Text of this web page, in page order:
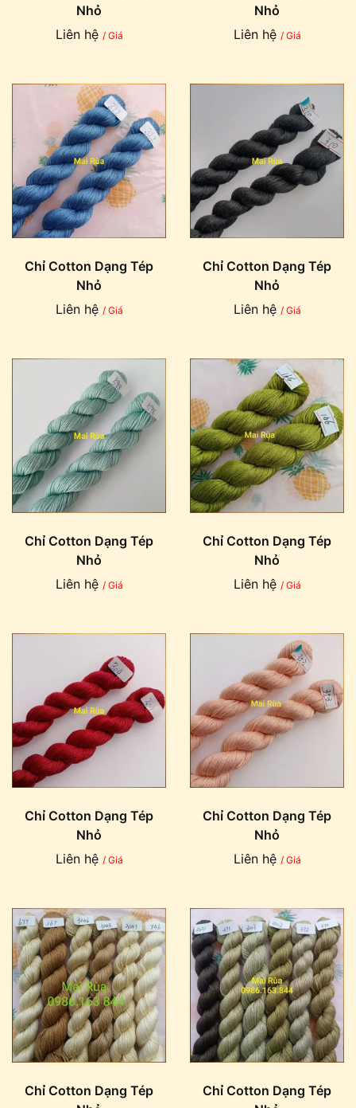
Nhỏ
Liên hệ / Giá
Nhỏ
Liên hệ / Giá
Chỉ Cotton Dạng Tép
Nhỏ
Liên hệ / Giá
Chỉ Cotton Dạng Tép
Nhỏ
Liên hệ / Giá
Chỉ Cotton Dạng Tép
Nhỏ
Liên hệ / Giá
Chỉ Cotton Dạng Tép
Nhỏ
Liên hệ / Giá
Chỉ Cotton Dạng Tép
Nhỏ
Liên hệ / Giá
Chỉ Cotton Dạng Tép
Nhỏ
Liên hệ / Giá
Chỉ Cotton Dạng Tép
Chỉ Cotton Dạng Tép